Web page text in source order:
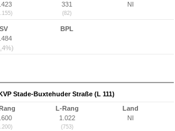
331
(82)
NI
SV
BPL
Stade-Buxtehuder Straße (L 111)
L-Rang
1.022
(753)
Land
NI